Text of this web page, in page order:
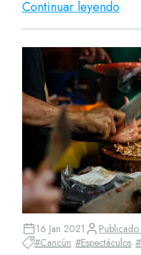
Continuar leyendo
16 Jan 2021
#Cancún #Espectáculos #